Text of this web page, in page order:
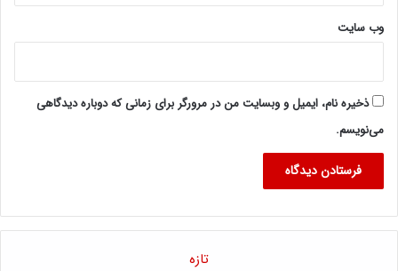
وب‌ سایت
ذخیره نام، ایمیل و وبسایت من در مرورگر برای زمانی که دوباره دیدگاهی
می‌نویسم.
تازه